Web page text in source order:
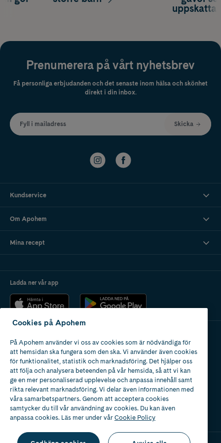
Prenumerera på vårt nyhetsbrev
Få personliga erbjudanden och det senaste inom hälsa och skönhet
direkt i din inbox.
Fyll i mailadress Skicka
Kundservice
Om Apohem
Mina recept
Ladda ner vår app
Apotek med tillstånd
av Läkemedelsverket
Cookies på Apohem
På Apohem använder vi oss av cookies som är nödvändiga för
att hemsidan ska fungera som den ska. Vi använder även cookies
för funktionalitet, statistik och marknadsföring. Det hjälper oss
att följa och analysera beteenden på vår hemsida, så att vi kan
ge en mer personaliserad upplevelse och anpassa innehåll samt
rikta relevant marknadsföring. Vi delar även informationen med
våra samarbetspartners. Genom att acceptera cookies
samtycker du till vår användning av cookies. Du kan även
anpassa cookies. Läs mer under vårCookie Policy